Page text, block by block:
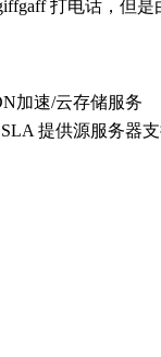
打电话，但
加速/云存储服务
提供源服务器